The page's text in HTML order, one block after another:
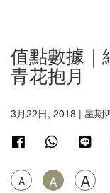
值點數據
青花抱月
3月22日, 2018 | 星期
A A A